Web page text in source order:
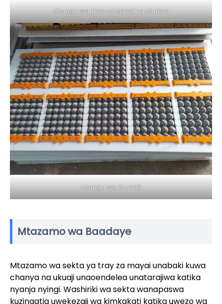
Ukungu wa Tray za Mayai za Alumini
Ukungu wa Alumini
Mtazamo wa Baadaye
Mtazamo wa sekta ya tray za mayai unabaki kuwa
chanya na ukuaji unaoendelea unatarajiwa katika
nyanja nyingi. Washiriki wa sekta wanapaswa
kuzingatia uwekezaji wa kimkakati katika uwezo wa